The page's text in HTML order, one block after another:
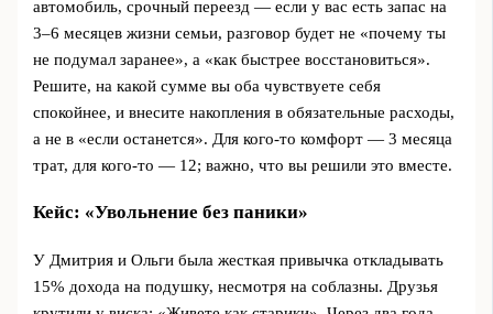
автомобиль, срочный переезд — если у вас есть запас на
3–6 месяцев жизни семьи, разговор будет не «почему ты
не подумал заранее», а «как быстрее восстановиться».
Решите, на какой сумме вы оба чувствуете себя
спокойнее, и внесите накопления в обязательные расходы,
а не в «если останется». Для кого-то комфорт — 3 месяца
трат, для кого-то — 12; важно, что вы решили это вместе.
Кейс: «Увольнение без паники»
У Дмитрия и Ольги была жесткая привычка откладывать
15% дохода на подушку, несмотря на соблазны. Друзья